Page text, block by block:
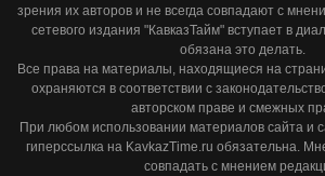
зрения их авторов и не всегда совпадают с
сетевого издания "КавказТайм" вступает в
обязана это делать.
Все права на материалы, находящиеся на
охраняются в соответствии с
авторском праве и смежных
При любом использовании материалов сайта и
гиперссылка на KavkazTime.ru обязательна.
совпадать с мнением